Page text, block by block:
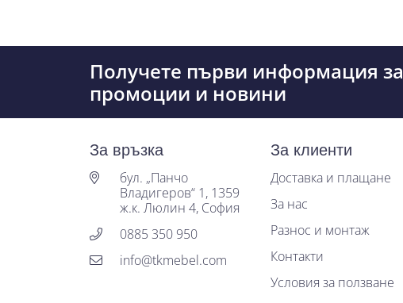
Получете първи информация за
промоции и новини
За връзка
бул. „Панчо
Владигеров“ 1, 1359
ж.к. Люлин 4, София
0885 350 950
info@tkmebel.com
За клиенти
Доставка и плащане
За нас
Разнос и монтаж
Контакти
Условия за ползване